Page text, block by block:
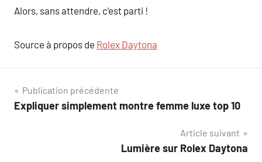
Alors, sans attendre, c’est parti !
Source à propos de Rolex Daytona
Navigation
de
Publication précédente
Expliquer simplement montre femme luxe top 10
Article suivant
Lumière sur Rolex Daytona